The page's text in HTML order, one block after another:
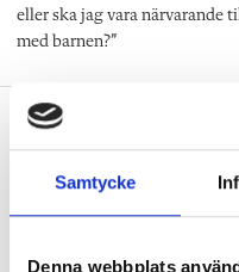
Samtycke
Denna webbplats
eller ska jag vara närvarande
med barnen?”
”Vad säger det
barn behöver
DEBATT”Frågan är hur skolan
fler barn från början – inte hur